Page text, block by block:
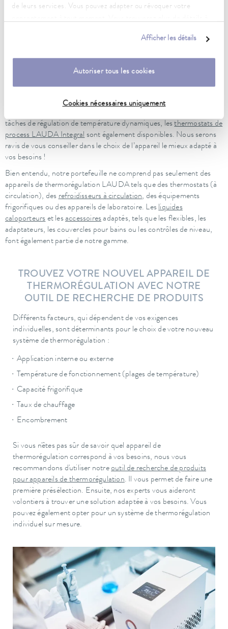
de leurs services. Vous pouvez adapter ou révoquer votre
Afficher les détails
Autoriser tous les cookies
Cookies nécessaires uniquement
trouverez chez nous l'appareil de thermorégulation adapté à chaque
Si vous choisissez d’utiliser un appareil de régulation de température
LAUDA, une large gamme de variantes s’offre à vous : les
thermostats de bain LAUDA Universa
sont disponibles dans
pour un travail professionnel en laboratoire, jusqu’au modèle
tâches de régulation de température dynamiques, lesthermostats de
process LAUDA Integral sont également disponibles. Nous serons
ravis de vous conseiller dans le choix de l’appareil le mieux adapté à
vos besoins !
Bien entendu, notre portefeuille ne comprend pas seulement des
appareils de thermorégulation LAUDA tels que des thermostats (à
circulation), des refroidisseurs à circulation, des équipements
frigorifiques ou des appareils de laboratoire. Les liquides
caloporteurs et lesaccessoiresadaptés, tels que les flexibles, les
adaptateurs, les couvercles pour bains ou les contrôles de niveau,
font également partie de notre gamme.
TROUVEZ VOTRE NOUVEL APPAREIL DE
THERMORÉGULATION AVEC NOTRE
OUTIL DE RECHERCHE DE PRODUITS
Différents facteurs, qui dépendent de vos exigences
individuelles, sont déterminants pour le choix de votre nouveau
système de thermorégulation :
Application interne ou externe
Température de fonctionnement (plages de température)
Capacité frigorifique
Taux de chauffage
Encombrement
Si vous n'êtes pas sûr de savoir quel appareil de
thermorégulation correspond à vos besoins, nous vous
recommandons d'utiliser notreoutil de recherche de produits
pour appareils de thermorégulation. Il vous permet de faire une
première présélection. Ensuite, nos experts vous aideront
volontiers à trouver une solution adaptée à vos besoins. Vous
pouvez également opter pour un système de thermorégulation
individuel sur mesure.